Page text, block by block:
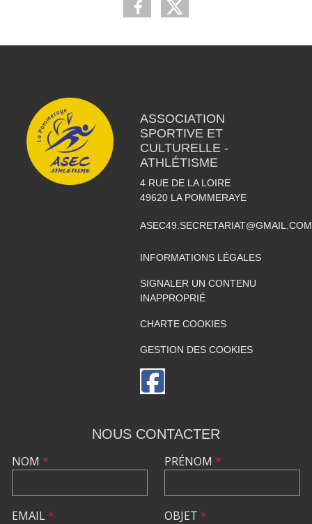
ASSOCIATION
SPORTIVE ET
CULTURELLE -
ATHLÉTISME
4 RUE DE LA LOIRE
49620 LA POMMERAYE
ASEC49.SECRETARIAT@GMAIL.COM
INFORMATIONS LÉGALES
SIGNALER UN CONTENU
INAPPROPRIÉ
CHARTE COOKIES
GESTION DES COOKIES
NOUS CONTACTER
NOM *
EMAIL*
PRÉNOM *
OBJET *